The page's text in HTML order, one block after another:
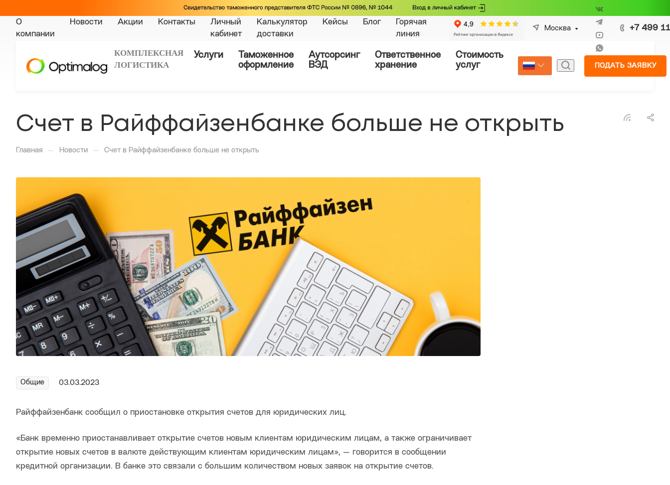
О
компании
Новости Акции Контакты
Личный
кабинет
Калькулятор
доставки
Кейсы Блог
Горячая
линия
Москва +7 499
КОМПЛЕКСНАЯ
ЛОГИСТИКА
Услуги
Таможенное
оформление
Аутсорсинг
ВЭД
Ответственное
хранение
Стоимость
услуг
Страхование
Select Language
ПОДАТЬ ЗАЯВКУ
Счет в Райффайзенбанке больше не открыть
Главная — Новости — Счет в Райффайзенбанке больше не открыть
Общие 03.03.2023
Райффайзенбанк сообщил о приостановке открытия счетов для юридических лиц.
«Банк временно приостанавливает открытие счетов новым клиентам юридическим лицам, а также ограничивает
открытие новых счетов в валюте действующим клиентам юридическим лицам», — говорится в сообщении
кредитной организации. В банке это связали с большим количеством новых заявок на открытие счетов.